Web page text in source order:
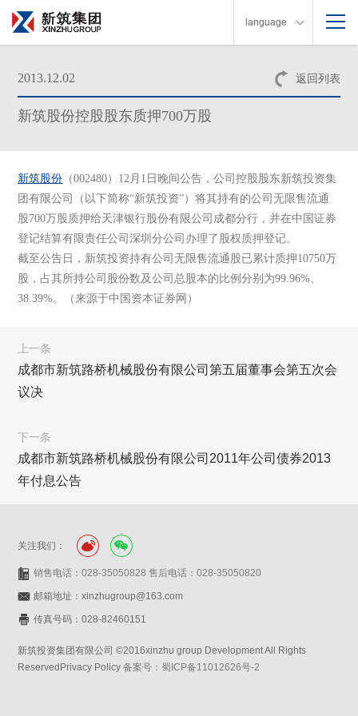
language
返回列表
2013.12.02
新筑股份控股股东质押700万股
新筑股份 （002480）12月1日晚间公告，公司控股股东新筑投资集
团有限公司（以下简称“新筑投资”）将其持有的公司无限售流通
股700万股质押给天津银行股份有限公司成都分行，并在中国证券
登记结算有限责任公司深圳分公司办理了股权质押登记。
截至公告日，新筑投资持有公司无限售流通股已累计质押10750万
股，占其所持公司股份数及公司总股本的比例分别为99.96%、
38.39%。（来源于中国资本证券网）
上一条
成都市新筑路桥机械股份有限公司第五届董事会第五次会
议决
下一条
成都市新筑路桥机械股份有限公司2011年公司债券2013
年付息公告
关注我们：
销售电话：028-35050828 售后电话：028-35050820
邮箱地址：xinzhugroup@163.com
传真号码：028-82460151
新筑投资集团有限公司 ©2016xinzhu group Development All Rights
ReservedPrivacy Policy备案号：蜀ICP备11012626号-2